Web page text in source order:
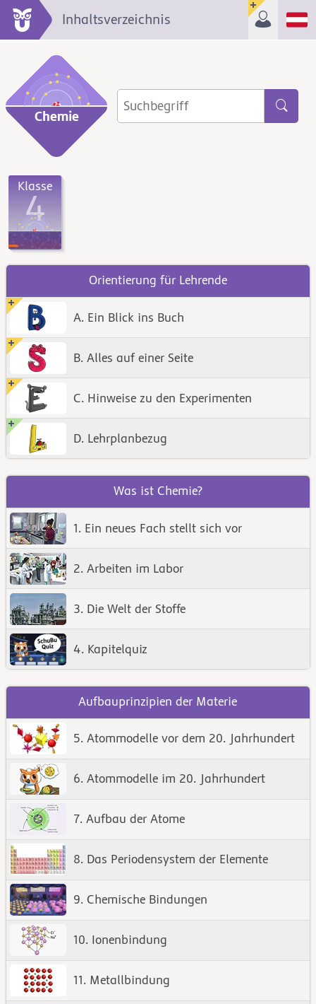
Inhaltsverzeichnis
Chemie
Klasse
4
Orientierung für Lehrende
A. Ein Blick ins Buch
B. Alles auf einer Seite
C. Hinweise zu den Experimenten
D. Lehrplanbezug
Was ist Chemie?
1. Ein neues Fach stellt sich vor
2. Arbeiten im Labor
3. Die Welt der Stoffe
4. Kapitelquiz
Aufbauprinzipien der Materie
5. Atommodelle vor dem 20. Jahrhundert
6. Atommodelle im 20. Jahrhundert
7. Aufbau der Atome
8. Das Periodensystem der Elemente
9. Chemische Bindungen
10. Ionenbindung
11. Metallbindung